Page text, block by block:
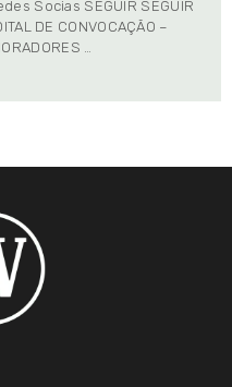
Socias SEGUIR SEGUIR
DE CONVOCAÇÃO –
…